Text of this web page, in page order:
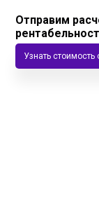
Отправим
Узнать стоимость